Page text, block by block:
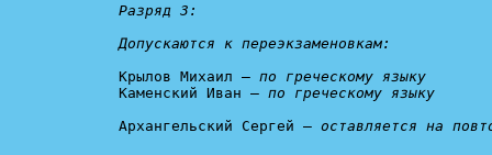
Разряд 3:
Допускаются к переэкзаменовкам:
Крылов Михаил – по греческому языку
Каменский Иван – по греческому языку
Архангельский Сергей – оставляется на